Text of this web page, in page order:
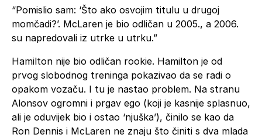
“Pomislio sam: ‘Što ako osvojim titulu u drugoj
momčadi?’. McLaren je bio odličan u 2005., a 2006.
su napredovali iz utrke u utrku.”
Hamilton nije bio odličan rookie. Hamilton je od
prvog slobodnog treninga pokazivao da se radi o
opakom vozaču. I tu je nastao problem. Na stranu
Alonsov ogromni i prgav ego (koji je kasnije splasnuo,
ali je oduvijek bio i ostao ‘njuška’), činilo se kao da
Ron Dennis i McLaren ne znaju što činiti s dva mlada